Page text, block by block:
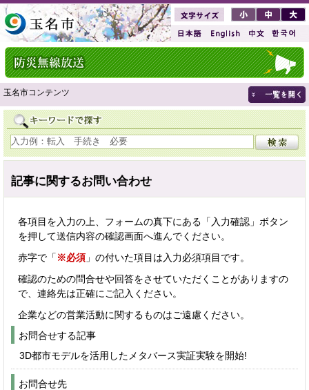
玉名市コンテンツ
記事に関するお問い合わせ
各項目を入力の上、フォームの真下にある「入力確認」ボタン
を押して送信内容の確認画面へ進んでください。
赤字で「 ※必須 」の付いた項目は入力必須項目です。
確認のための問合せや回答をさせていただくことがありますの
で、連絡先は正確にご記入ください。
企業などの営業活動に関するものはご遠慮ください。
お問合せする記事
3D都市モデルを活用したメタバース実証実験を開始!
お問合せ先